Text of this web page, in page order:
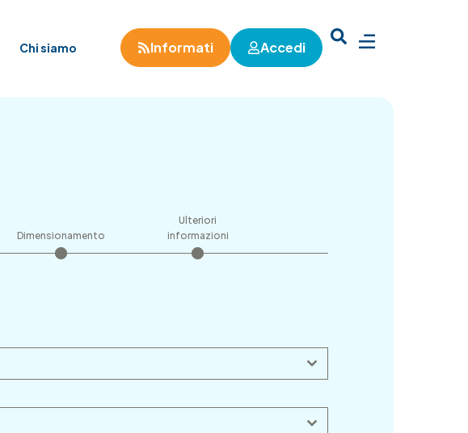
Chi siamo Informati Accedi
Dimensionamento
Ulteriori
informazioni